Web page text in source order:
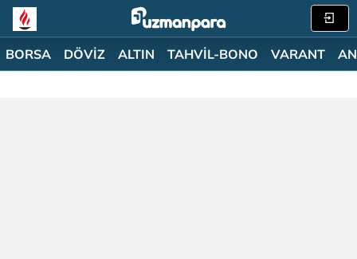
BORSA DÖVİZ ALTIN TAHVİL-BONO VARANT